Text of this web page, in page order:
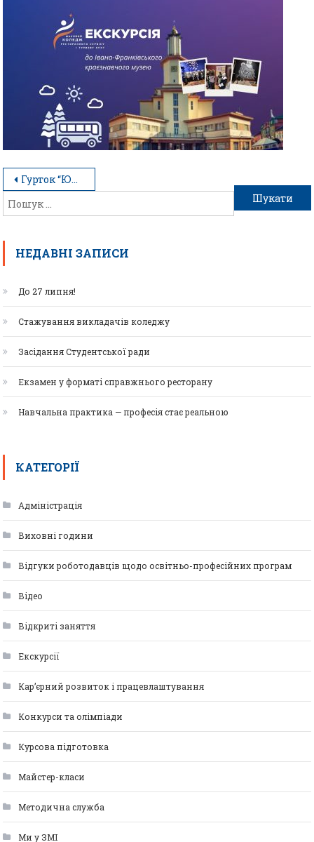
Гурток “Юні екскурсоводи”
НЕДАВНІ ЗАПИСИ
До 27 липня!
Стажування викладачів коледжу
Засідання Студентської ради
Екзамен у форматі справжнього ресторану
Навчальна практика — професія стає реальною
КАТЕГОРІЇ
Адміністрація
Виховні години
Відгуки роботодавців щодо освітньо-професійних програм
Відео
Відкриті заняття
Екскурсії
Кар’єрний розвиток і працевлаштування
Конкурси та олімпіади
Курсова підготовка
Майстер-класи
Методична служба
Ми у ЗМІ